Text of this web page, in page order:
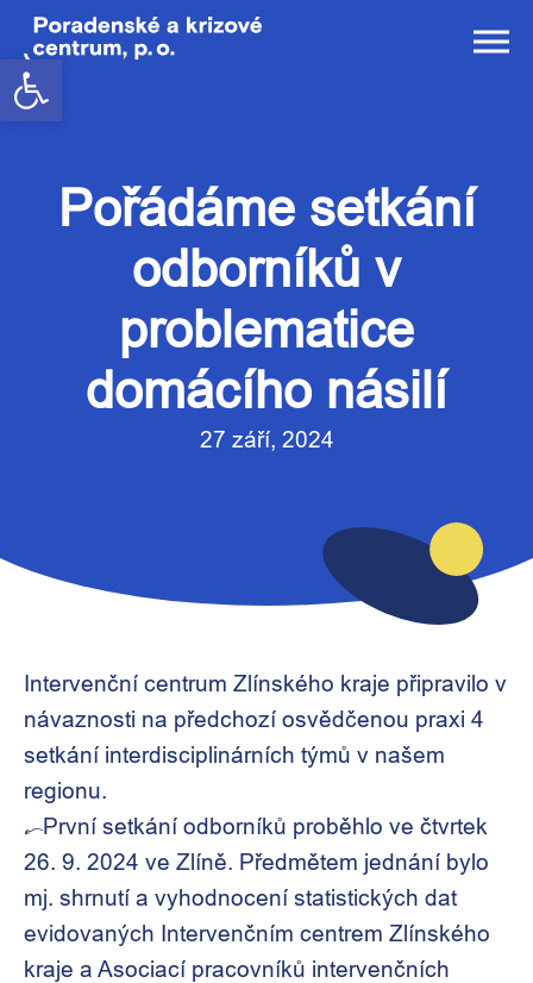
Open toolbar
Pořádáme setkání
odborníků v
problematice
domácího násilí
27 září, 2024
Intervenční centrum Zlínského kraje připravilo v
návaznosti na předchozí osvědčenou praxi 4
setkání interdisciplinárních týmů v našem
regionu.
První setkání odborníků proběhlo ve čtvrtek
26. 9. 2024 ve Zlíně. Předmětem jednání bylo
mj. shrnutí a vyhodnocení statistických dat
evidovaných Intervenčním centrem Zlínského
kraje a Asociací pracovníků intervenčních